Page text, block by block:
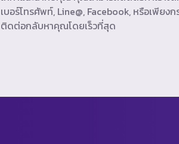
เบอร์โทรศัพท์, Line@, Facebook, หรือเพียง
ติดต่อกลับหาคุณโดยเร็วที่สุด